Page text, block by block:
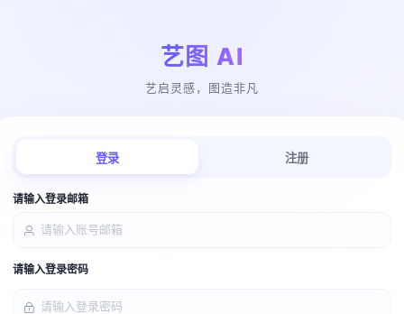
艺图 AI
艺启灵感，图造非凡
登录 注册
请输入登录邮箱
请输入登录密码